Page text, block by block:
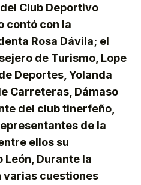
Club Deportivo
contó con la
Rosa Dávila; el
de Turismo, Lope
Deportes, Yolanda
Carreteras, Dámaso
del club tinerfeño,
de la
ellos su
Durante la
varias cuestiones